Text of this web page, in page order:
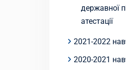
державної
атестації
2021-2022
2020-2021